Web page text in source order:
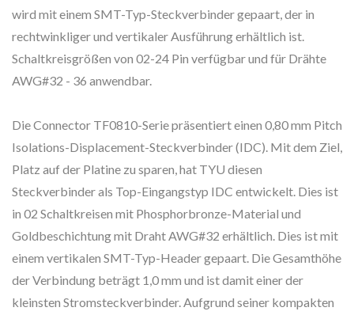
wird mit einem SMT-Typ-Steckverbinder gepaart, der in
rechtwinkliger und vertikaler Ausführung erhältlich ist.
Schaltkreisgrößen von 02-24 Pin verfügbar und für Drähte
AWG#32 - 36 anwendbar.
Die Connector TF0810-Serie präsentiert einen 0,80 mm Pitch
Isolations-Displacement-Steckverbinder (IDC). Mit dem Ziel,
Platz auf der Platine zu sparen, hat TYU diesen
Steckverbinder als Top-Eingangstyp IDC entwickelt. Dies ist
in 02 Schaltkreisen mit Phosphorbronze-Material und
Goldbeschichtung mit Draht AWG#32 erhältlich. Dies ist mit
einem vertikalen SMT-Typ-Header gepaart. Die Gesamthöhe
der Verbindung beträgt 1,0 mm und ist damit einer der
kleinsten Stromsteckverbinder. Aufgrund seiner kompakten